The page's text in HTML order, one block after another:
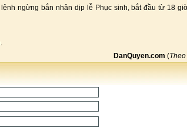
ngừng bắn nhân dịp lễ Phục sinh, bắt đầu từ 18
DanQuyen.com (Theo